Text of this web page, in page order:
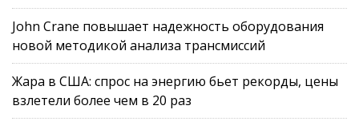
John Crane повышает надежность оборудования
новой методикой анализа трансмиссий
Жара в США: спрос на энергию бьет рекорды, цены
взлетели более чем в 20 раз